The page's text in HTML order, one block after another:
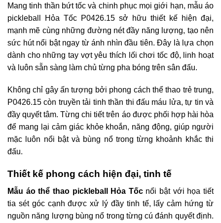
Mang tinh thần bứt tốc và chinh phục mọi giới hạn, mẫu áo
pickleball Hỏa Tốc P0426.15 sở hữu thiết kế hiện đại,
mạnh mẽ cùng những đường nét đầy năng lượng, tạo nên
sức hút nổi bật ngay từ ánh nhìn đầu tiên. Đây là lựa chọn
dành cho những tay vợt yêu thích lối chơi tốc độ, linh hoạt
và luôn sẵn sàng làm chủ từng pha bóng trên sân đấu.
Không chỉ gây ấn tượng bởi phong cách thể thao trẻ trung,
P0426.15 còn truyền tải tinh thần thi đấu máu lửa, tự tin và
đầy quyết tâm. Từng chi tiết trên áo được phối hợp hài hòa
để mang lại cảm giác khỏe khoắn, năng động, giúp người
mặc luôn nổi bật và bùng nổ trong từng khoảnh khắc thi
đấu.
Thiết kế phong cách hiện đại, tinh tế
Mẫu áo thể thao pickleball Hỏa Tốcnổi bật với họa tiết
tia sét góc cạnh được xử lý đầy tinh tế, lấy cảm hứng từ
nguồn năng lượng bùng nổ trong từng cú đánh quyết định.